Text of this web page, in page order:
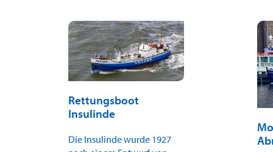
Rettungsboot
Insulinde
Die Insulinde wurde 1927